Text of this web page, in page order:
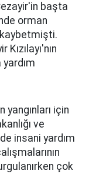
başta
orman
kaybetmişti.
Kızılayı'nın
için
ve
insani yardım
çok